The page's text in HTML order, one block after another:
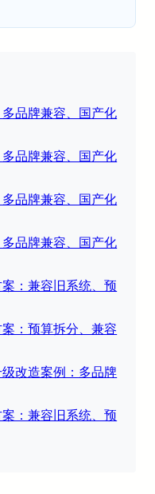
品牌兼容、国产化
品牌兼容、国产化
品牌兼容、国产化
品牌兼容、国产化
：兼容旧系统、预
：预算拆分、兼容
改造案例：多品牌
：兼容旧系统、预